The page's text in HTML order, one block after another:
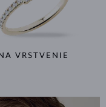
NA VRSTVENIE